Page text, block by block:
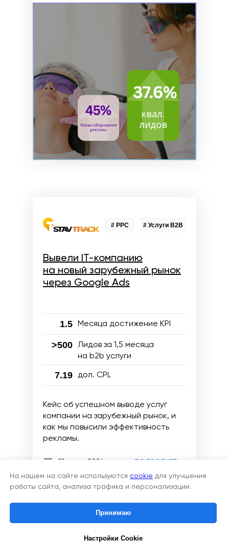
Кейс об успешном выводе услуг
компании на зарубежный рынок, и
как мы повысили эффективность
рекламы.
Месяца достижение KPI
1.5
дол. CPL
Лидов за 1,5 месяца
на b2b услуги
7.19
>500
Вывели IT-компанию
на новый зарубежный рынок
через Google Ads
18 июня 2024
# Услуги B2B
# PPC
Cookies managing
We use cookies to provide the best site experience.
Accept All
Cookie Settings
На нашем на сайте используются cookie для улучшения
работы сайта, анализа трафика и персонализации.
Принимаю
Настройки Cookie